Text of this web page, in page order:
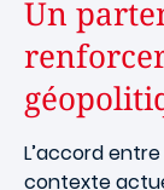
Un
L’accord
contexte